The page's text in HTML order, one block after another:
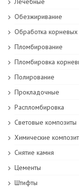
Обезжиривание
Обработка корневых
Пломбирование
Пломбировка
Полирование
Прокладочные
Распломбировка
Световые композиты
Химические
Снятие камня
Цементы
Штифты